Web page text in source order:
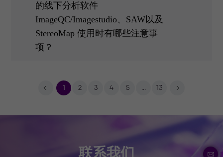
的线下分析软件
ImageQC/Imagestudio、SAW以及
StereoMap 使用时有哪些注意事
项？
1 2 3 4 5 ... 13
联系我们